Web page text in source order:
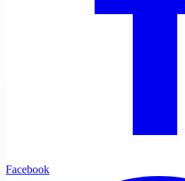
Facebook